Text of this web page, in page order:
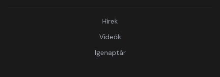
Hírek
Videók
Igenaptár